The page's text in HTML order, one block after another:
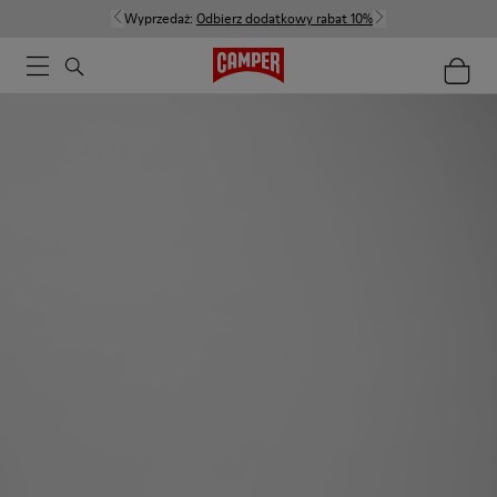
Wyprzedaż: Odbierz dodatkowy rabat 10%